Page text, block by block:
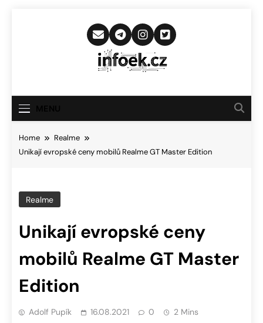
Infoek.cz
Novinkám
Home
Realme
Unikají evropské ceny mobilů Realme GT Master Edition
Realme
Unikají evropské ceny
mobilů Realme GT Master
Edition
Adolf Pupík 16.08.2021 0 2 Mins